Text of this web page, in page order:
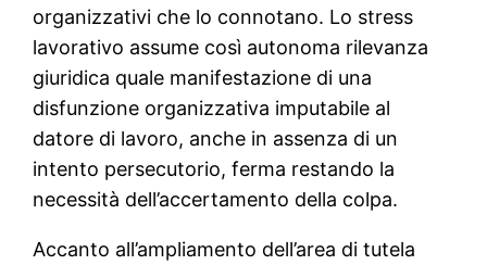
organizzativi che lo connotano. Lo stress
lavorativo assume così autonoma rilevanza
giuridica quale manifestazione di una
disfunzione organizzativa imputabile al
datore di lavoro, anche in assenza di un
intento persecutorio, ferma restando la
necessità dell’accertamento della colpa.
Accanto all’ampliamento dell’area di tutela